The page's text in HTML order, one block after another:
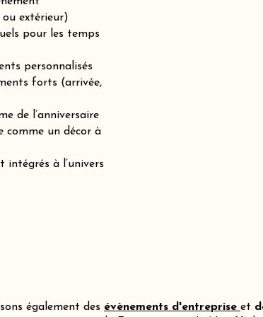
ou extérieur)
pour les temps
personnalisés
forts (arrivée,
de l’anniversaire
comme un décor à
intégrés à l’univers
également des évènements d'entreprise et